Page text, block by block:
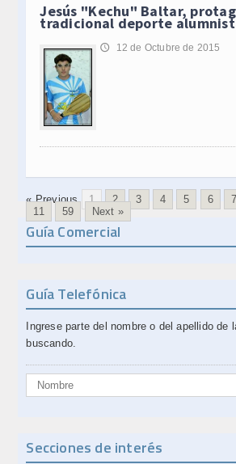
Jesús "Kechu" Baltar,
tradicional deporte
🕔 12 de Octubre de 2015
« Previous 1 2 3 4 5 6 7
11
59 Next »
Guía Comercial
Guía Telefónica
Ingrese parte del nombre o del apellido de
buscando.
Secciones de interés